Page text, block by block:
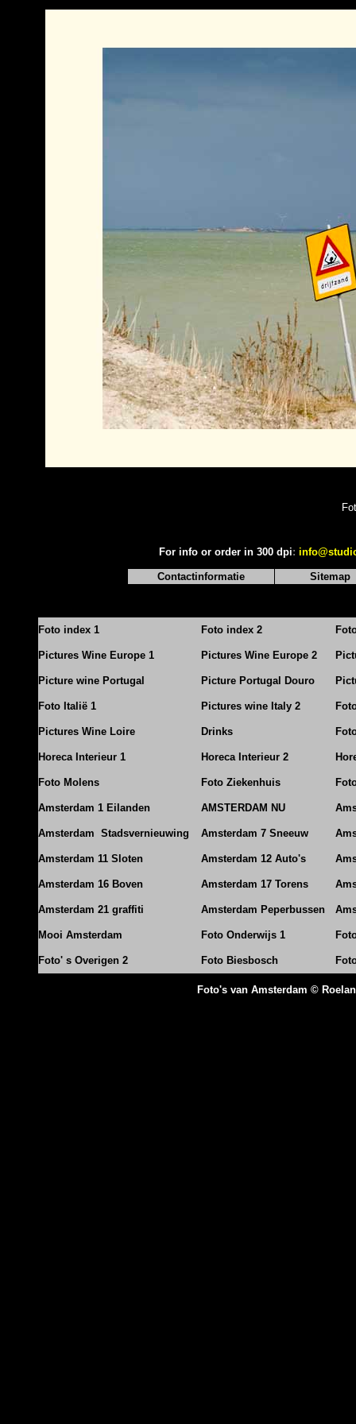
For info or order in 300 dpi:
Contactinformatie Sitemap
Foto index 1 Foto index 2
Pictures Wine Europe 1 Pictures Wine Europe 2
Picture wine Portugal Picture Portugal Douro
Foto Italië 1 Pictures wine Italy 2
Pictures Wine Loire Drinks
Horeca Interieur 1 Horeca Interieur 2
Foto Molens Foto Ziekenhuis
Amsterdam 1 Eilanden AMSTERDAM NU
Amsterdam Stadsvernieuwing Amsterdam 7 Sneeuw
Amsterdam 11 Sloten Amsterdam 12 Auto's
Amsterdam 16 Boven Amsterdam 17 Torens
Amsterdam 21 graffiti Amsterdam Peperbussen
Mooi Amsterdam Foto Onderwijs 1
Foto' s Overigen 2 Foto Biesbosch
Foto's van Amsterdam ©